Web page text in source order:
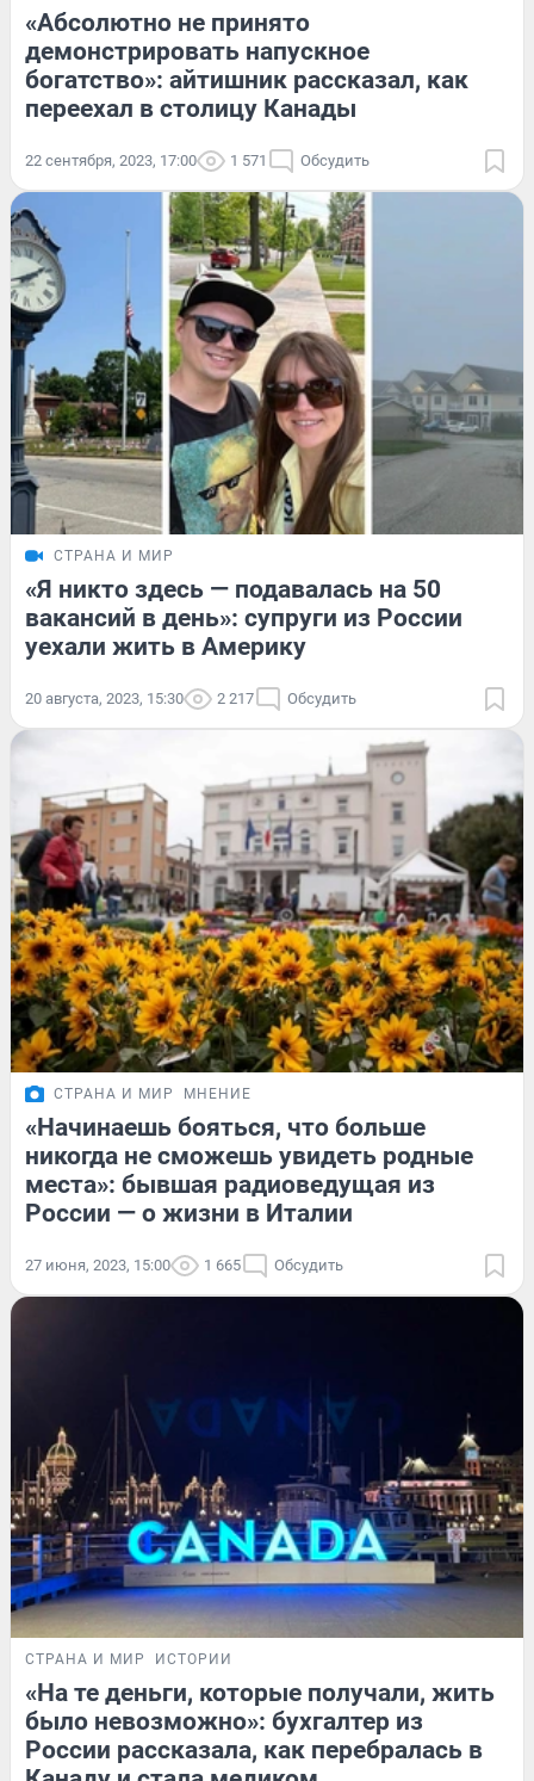
«Абсолютно не принято
демонстрировать напускное
богатство»: айтишник рассказал, как
переехал в столицу Канады
22 сентября, 2023, 17:00 1 571 Обсудить
СТРАНА И МИР
«Я никто здесь — подавалась на 50
вакансий в день»: супруги из России
уехали жить в Америку
20 августа, 2023, 15:30 2 217 Обсудить
СТРАНА И МИР МНЕНИЕ
«Начинаешь бояться, что больше
никогда не сможешь увидеть родные
места»: бывшая радиоведущая из
России — о жизни в Италии
27 июня, 2023, 15:00 1 665 Обсудить
СТРАНА И МИР ИСТОРИИ
«На те деньги, которые получали, жить
было невозможно»: бухгалтер из
России рассказала, как перебралась в